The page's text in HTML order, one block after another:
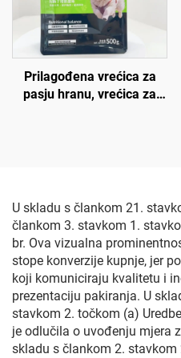
Prilagođena vrećica za
pasju hranu, vrećica za
providnim prozorom
U skladu s člankom 21.
člankom 3. stavkom 1.
br. Ova vizualna
stope konverzije kupnje, jer
koji komuniciraju kvalitetu i
prezentaciju pakiranja. U
stavkom 2. točkom (a)
je odlučila o uvođenju mjera
skladu s člankom 2. stavkom